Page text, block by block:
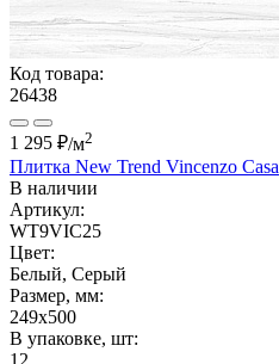
Код товара:
26438
1 295 ₽/м2
Плитка New Trend Vincenzo Casa
В наличии
Артикул:
WT9VIC25
Цвет:
Белый, Серый
Размер, мм:
249x500
В упаковке, шт:
12